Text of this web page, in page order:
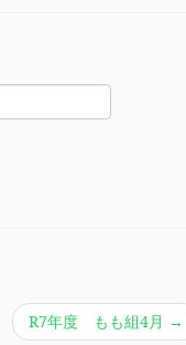
R7年度 もも組4月 →